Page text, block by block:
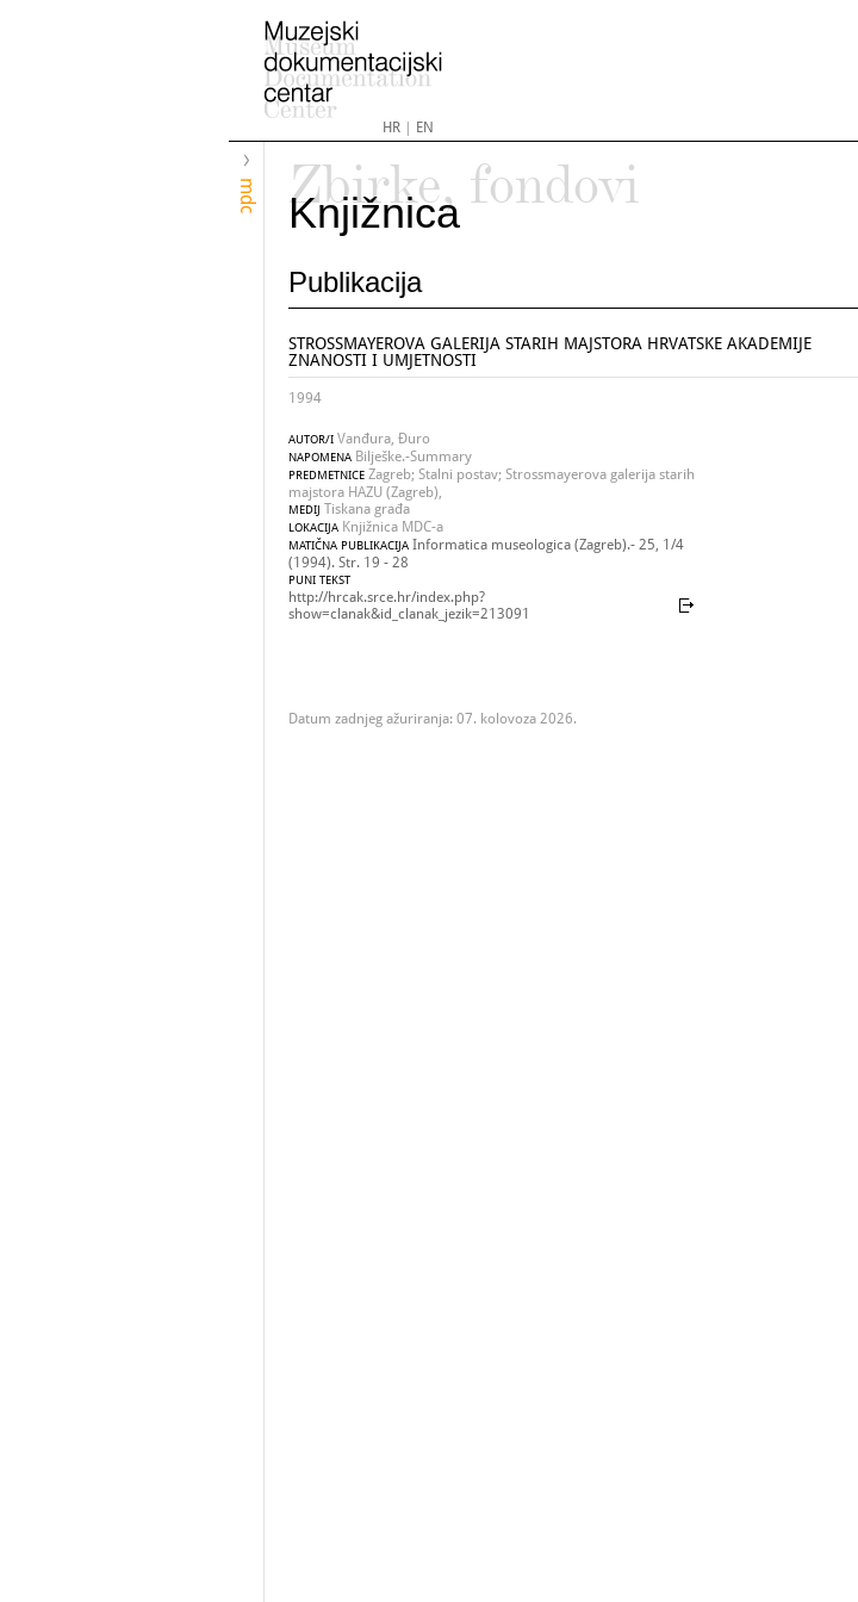
HR| EN
mdc
Zbirke, fondovi
Knjižnica
Publikacija
STROSSMAYEROVA GALERIJA STARIH MAJSTORA HRVATSKE AKADEMIJE
ZNANOSTI I UMJETNOSTI
1994
AUTOR/I Vanđura, Đuro
NAPOMENA Bilješke.-Summary
PREDMETNICE Zagreb; Stalni postav; Strossmayerova galerija starih
majstora HAZU (Zagreb),
MEDIJ Tiskana građa
LOKACIJA Knjižnica MDC-a
MATIČNA PUBLIKACIJA Informatica museologica (Zagreb).- 25, 1/4
(1994). Str. 19 - 28
PUNI TEKST
http://hrcak.srce.hr/index.php?
show=clanak&id_clanak_jezik=213091
Datum zadnjeg ažuriranja: 07. kolovoza 2026.